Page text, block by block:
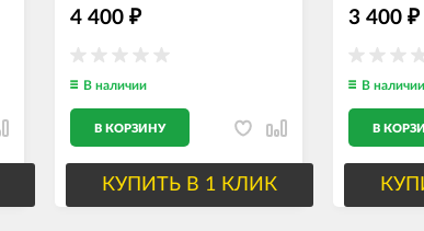
4 400 ₽
В наличии
В КОРЗИНУ
КУПИТЬ В 1 КЛИК
3 400 ₽
В наличии
В